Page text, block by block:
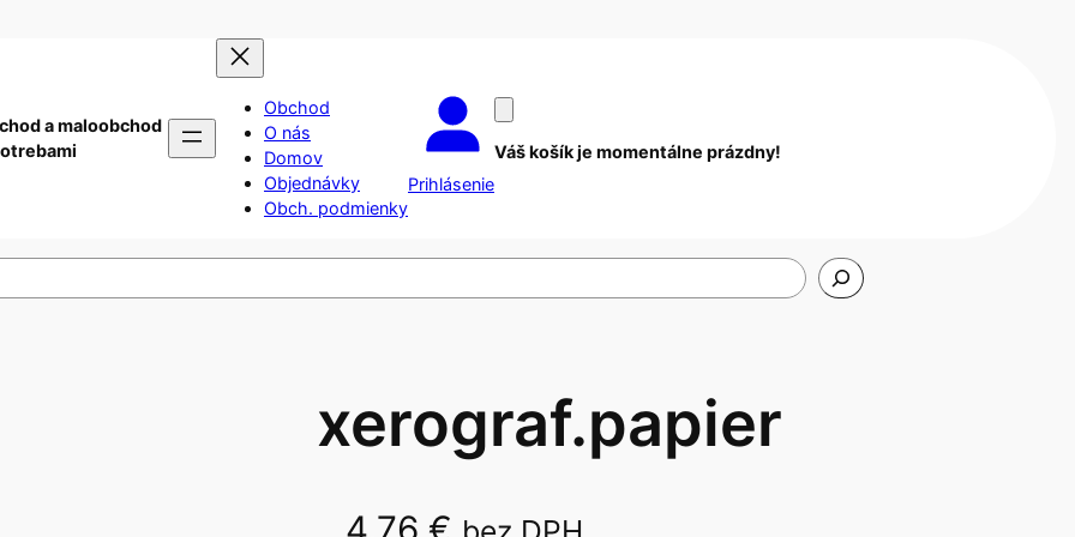
a maloobchod
Obchod
O nás
Domov
Objednávky
Obch. podmienky
Prihlásenie
Váš košík je momentálne prázdny!
xerograf.papier